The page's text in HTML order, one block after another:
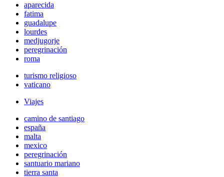
aparecida
fatima
guadalupe
lourdes
medjugorje
peregrinación
roma
turismo religioso
vaticano
Viajes
camino de santiago
españa
malta
mexico
peregrinación
santuario mariano
tierra santa